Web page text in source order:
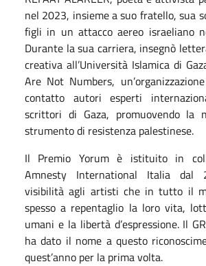
nel 2023, insieme a suo fratello, sua
figli in un attacco aereo israeliano
Durante la sua carriera, insegnò
creativa all’Università Islamica di
Are Not Numbers,
contatto autori esperti
scrittori di Gaza, promuovendo la
strumento di resistenza palestinese.
Il Premio Yorum è istituito in
Amnesty International Italia dal
visibilità agli artisti che in tutto il
spesso a repentaglio la loro vita,
umani e la libertà d’espressione. Il
ha dato il nome a questo
quest’anno per la prima volta.